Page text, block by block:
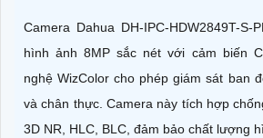
Camera Dahua DH-IPC-HDW2849T-S-
hình ảnh 8MP sắc nét với cảm biến
nghệ WizColor cho phép giám sát ban
và chân thực. Camera này tích hợp
3D NR, HLC, BLC, đảm bảo chất lượng